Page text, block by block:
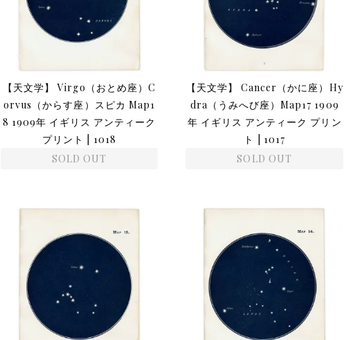
【天文学】 Virgo（おとめ座）C
orvus（からす座）スピカ Map1
8 1909年 イギリス アンティーク
プリント | 1018
SOLD OUT
【天文学】 Cancer（かに座）Hy
dra（うみへび座）Map17 1909
年 イギリス アンティーク プリン
ト | 1017
SOLD OUT